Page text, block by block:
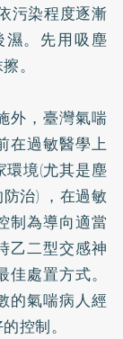
污染程度逐漸
。先用吸塵
。
外，臺灣氣喘
在過敏醫學上
環境(尤其是塵
治) ，在過敏
制為導向適當
乙二型交感神
處置方式。
的氣喘病人經
控制。